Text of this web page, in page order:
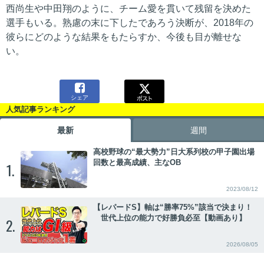
西尚生や中田翔のように、チーム愛を貫いて残留を決めた
選手もいる。熟慮の末に下したであろう決断が、2018年の
彼らにどのような結果をもたらすか、今後も目が離せな
い。

シェア
人気記事ランキング
最新 週間
1.
高校野球の“最大勢力”日大系列校の甲子園出場
回数と最高成績、主なOB
2023/08/12
2.
【レパードS】軸は“勝率75%”該当で決まり！
世代上位の能力で好勝負必至【動画あり】
2026/08/05